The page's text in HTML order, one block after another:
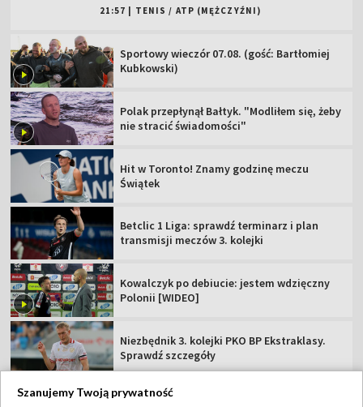
21:57 TENIS / ATP (MĘŻCZYŹNI)
Sportowy wieczór 07.08. (gość: Bartłomiej
Kubkowski)
Polak przepłynął Bałtyk. "Modliłem się, żeby
nie stracić świadomości"
Hit w Toronto! Znamy godzinę meczu
Świątek
Betclic 1 Liga: sprawdź terminarz i plan
transmisji meczów 3. kolejki
Kowalczyk po debiucie: jestem wdzięczny
Polonii [WIDEO]
Niezbędnik 3. kolejki PKO BP Ekstraklasy.
Sprawdź szczegóły
Szanujemy Twoją prywatność